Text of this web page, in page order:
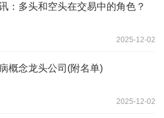
：多头和空头在交易中的角色？
2025-12-02
概念龙头公司(附名单)
2025-12-02